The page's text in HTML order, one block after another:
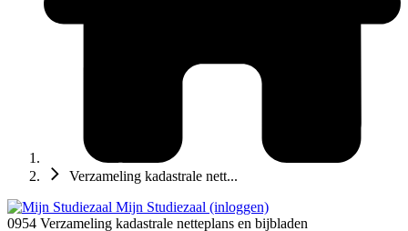
Verzameling kadastrale nett...
Mijn Studiezaal (inloggen)
0954 Verzameling kadastrale netteplans en bijbladen